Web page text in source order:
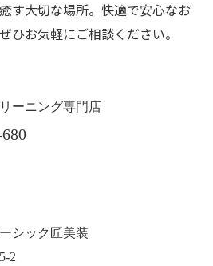
す大切な場所。快適で安心なお
ひお気軽にご相談ください。
ーニング専門店
シック匠美装
2